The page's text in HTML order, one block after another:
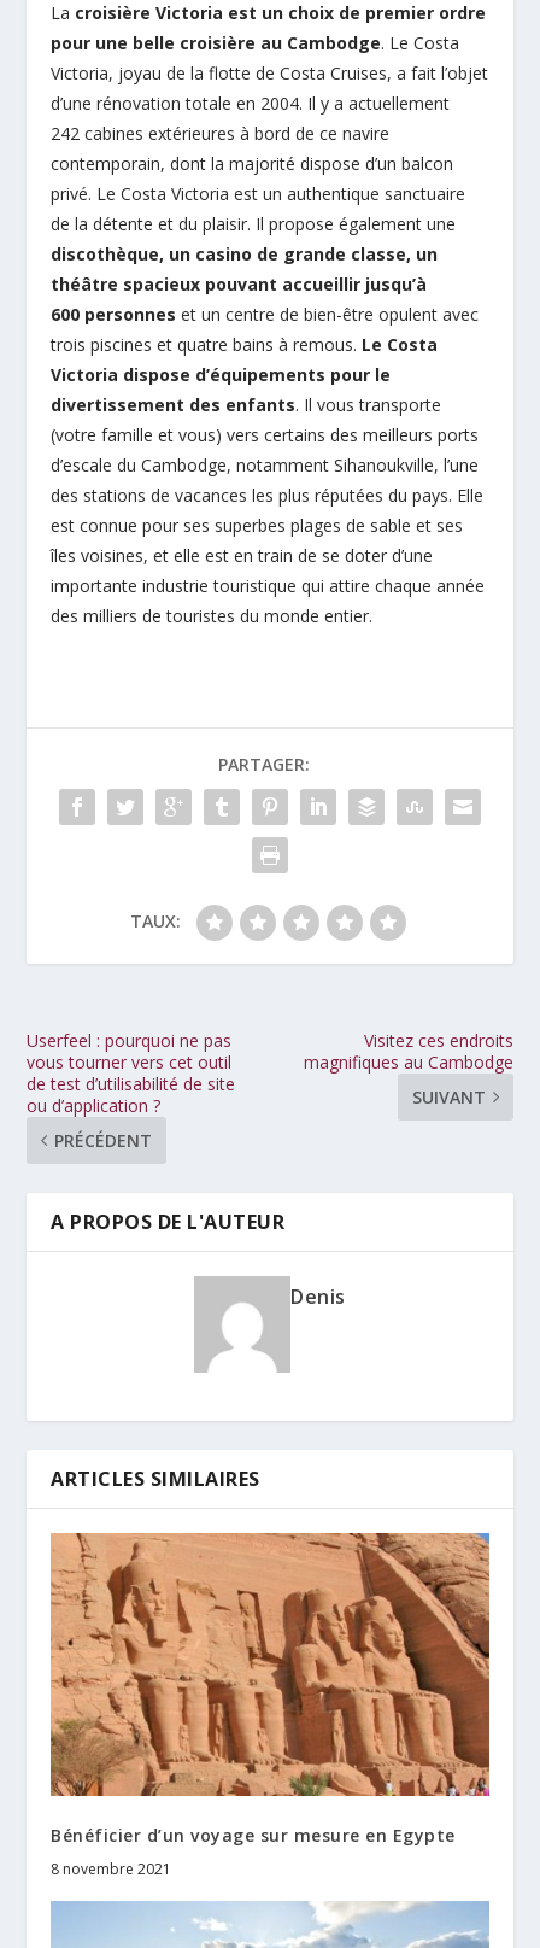
La croisière Victoria est un choix de premier ordre
pour une belle croisière au Cambodge. Le Costa
Victoria, joyau de la flotte de Costa Cruises, a fait l’objet
d’une rénovation totale en 2004. Il y a actuellement
242 cabines extérieures à bord de ce navire
contemporain, dont la majorité dispose d’un balcon
privé. Le Costa Victoria est un authentique sanctuaire
de la détente et du plaisir. Il propose également une
discothèque, un casino de grande classe, un
théâtre spacieux pouvant accueillir jusqu’à
600 personnes et un centre de bien-être opulent avec
trois piscines et quatre bains à remous. Le Costa
Victoria dispose d’équipements pour le
divertissement des enfants. Il vous transporte
(votre famille et vous) vers certains des meilleurs ports
d’escale du Cambodge, notamment Sihanoukville, l’une
des stations de vacances les plus réputées du pays. Elle
est connue pour ses superbes plages de sable et ses
îles voisines, et elle est en train de se doter d’une
importante industrie touristique qui attire chaque année
des milliers de touristes du monde entier.
PARTAGER:
TAUX:
Userfeel : pourquoi ne pas
vous tourner vers cet outil
de test d’utilisabilité de site
ou d’application ?
PRÉCÉDENT
Visitez ces endroits
magnifiques au Cambodge
SUIVANT
A PROPOS DE L'AUTEUR
Denis
ARTICLES SIMILAIRES
Bénéficier d’un voyage sur mesure en Egypte
8 novembre 2021